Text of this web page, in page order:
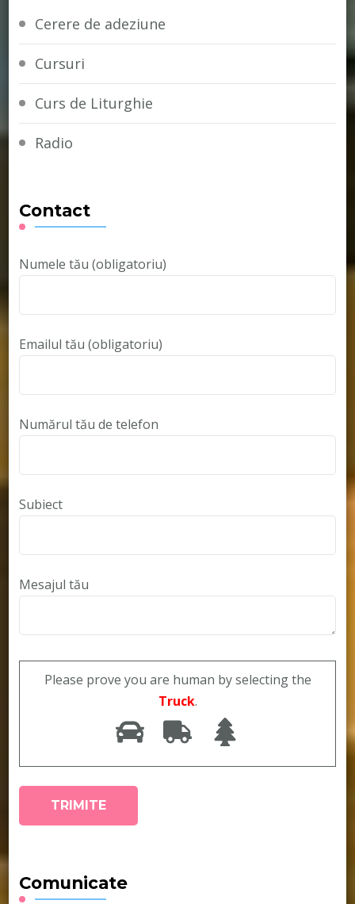
Cerere de adeziune
Cursuri
Curs de Liturghie
Radio
Contact
Numele tău (obligatoriu)
Emailul tău (obligatoriu)
Numărul tău de telefon
Subiect
Mesajul tău
Please prove you are human by selecting the
Truck.
Comunicate